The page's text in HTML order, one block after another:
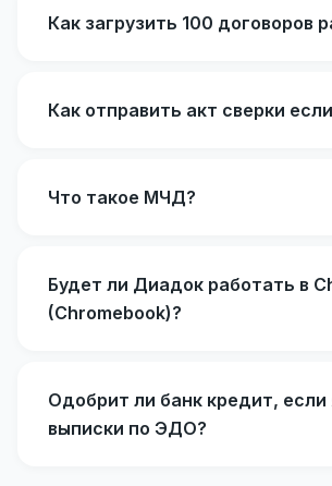
Как загрузить 100 договоров
Как отправить акт сверки
Что такое МЧД?
Будет ли Диадок работать в
(Chromebook)?
Одобрит ли банк кредит,
выписки по ЭДО?